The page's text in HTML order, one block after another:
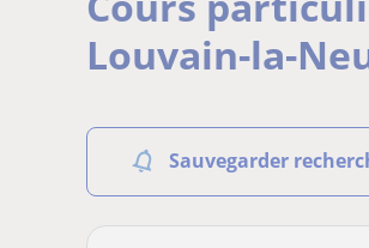
Louvain-la-
Sauvegarder